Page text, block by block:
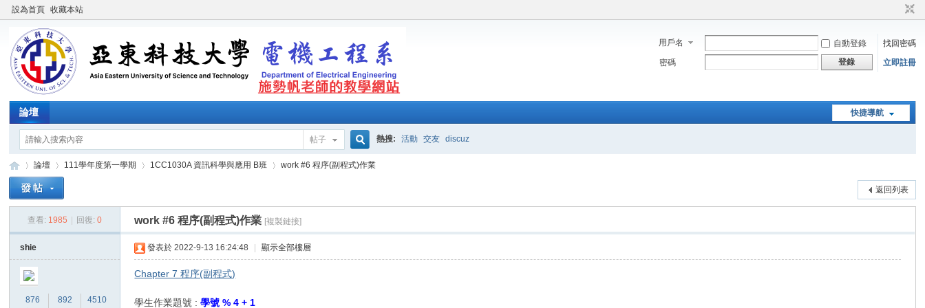
設為首頁 收藏本站
用戶名 自動登錄
找回密碼
密碼
登錄 立即註冊
快捷導航
論壇
帖子
搜
熱搜: 活動 交友 discuz
論壇
›
111學年度第一學期
›
1CC1030A 資訊科學與應用 B班
›
work #6 程序(副程式)作業
返回列表
查看: 1985 回復: 0 work #6 程序(副程式)作業 [複製鏈接]
shie
876
892
4510
發表於 2022-9-13 16:24:48 顯示全部樓層
Chapter 7 程序(副程式)
學生作業題號 :學號 % 4 + 1